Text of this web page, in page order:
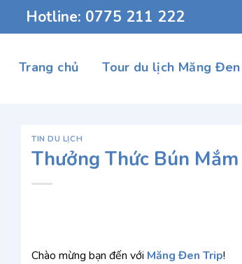
Chuyển
dung
Hotline: 0775 211 222
Trang chủ Tour du lịch Măng Đen
TIN DU LỊCH
Thưởng Thức Bún
Chào mừng bạn đến với Măng Đen Trip!